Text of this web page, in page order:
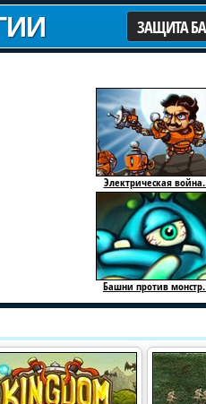
ЗАЩИТА
Электрическая
Башни против
Мир Ползуна